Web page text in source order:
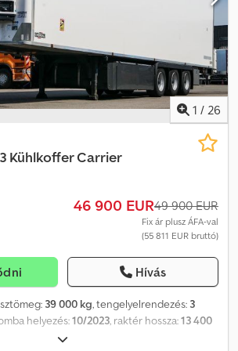
1 / 26
Kühlkoffer Carrier
46 900 EUR49 900 EUR
Fix ár plusz ÁFA-val
(55 811 EUR bruttó)
Hívás
39 000 kg, tengelyelrendezés: 3
helyezés:10/2023, raktér hossza:13 400
2 470 mm